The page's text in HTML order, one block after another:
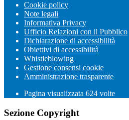
Cookie policy
Note legali
Informativa Privacy
Ufficio Relazioni con il Pubblico
Dichiarazione di accessibilità
Obiettivi di accessibilità
Whistleblowing
Gestione consensi cookie
Amministrazione trasparente
Pagina visualizzata 624 volte
Sezione Copyright